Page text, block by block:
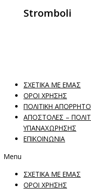
Stromboli
ΣΧΕΤΙΚΑ ΜΕ ΕΜΑΣ
ΟΡΟΙ ΧΡΗΣΗΣ
ΠΟΛΙΤΙΚΗ
ΑΠΟΣΤΟΛΕΣ –
ΥΠΑΝΑΧΩΡΗΣΗΣ
ΕΠΙΚΟΙΝΩΝΙΑ
Menu
ΣΧΕΤΙΚΑ ΜΕ ΕΜΑΣ
ΟΡΟΙ ΧΡΗΣΗΣ